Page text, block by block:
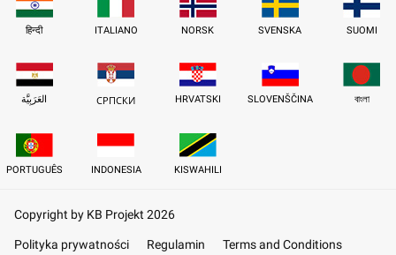
हिन्दी ITALIANO NORSK SVENSKA SUOMI
العَرَبِيَّة СРПСКИ HRVATSKI SLOVENŠČINA বাংলা
PORTUGUÊS INDONESIA KISWAHILI
Copyright by KB Projekt 2026
Polityka prywatności Regulamin Terms and Conditions